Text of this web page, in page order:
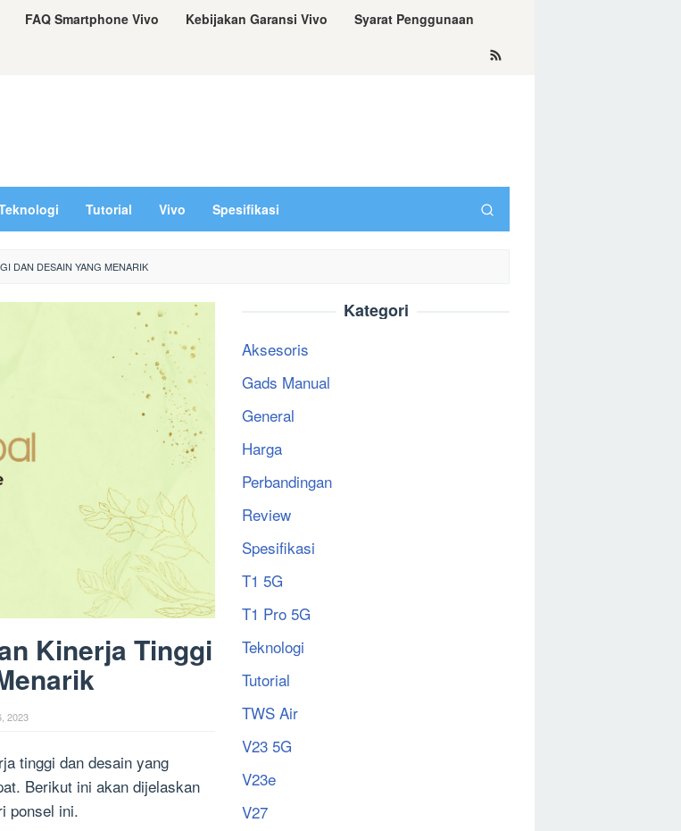
FAQ Smartphone Vivo Kebijakan Garansi Vivo Syarat Penggunaan
Tutorial Vivo Spesifikasi
DAN DESAIN YANG MENARIK
Kinerja Tinggi
2023
tinggi dan desain yang
Berikut ini akan dijelaskan
ponsel ini.
Kategori
Aksesoris
Gads Manual
General
Harga
Perbandingan
Review
Spesifikasi
T1 5G
T1 Pro 5G
Teknologi
Tutorial
TWS Air
V23 5G
V23e
V27